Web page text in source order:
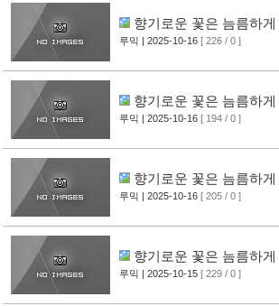
향기로운 꽃은 늠름하
루믹 | 2025-10-16 [ 226 / 0 ]
향기로운 꽃은 늠름하
루믹 | 2025-10-16 [ 194 / 0 ]
향기로운 꽃은 늠름하게
루믹 | 2025-10-16 [ 205 / 0 ]
향기로운 꽃은 늠름하
루믹 | 2025-10-15 [ 229 / 0 ]